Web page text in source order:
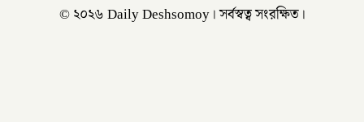
© ২০২৬ Daily Deshsomoy। সর্বস্বত্ব সংরক্ষিত।